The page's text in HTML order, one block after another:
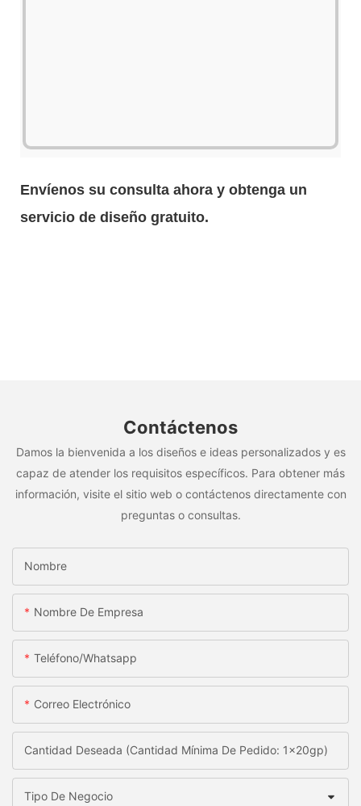
Envíenos su consulta ahora y obtenga un
servicio de diseño gratuito.
Contáctenos
Damos la bienvenida a los diseños e ideas personalizados y es
capaz de atender los requisitos específicos. Para obtener más
información, visite el sitio web o contáctenos directamente con
preguntas o consultas.
Nombre
Nombre De Empresa
Teléfono/whatsapp
Correo Electrónico
Cantidad Deseada (Cantidad Mínima De Pedido: 1x20gp)
Tipo De Negocio